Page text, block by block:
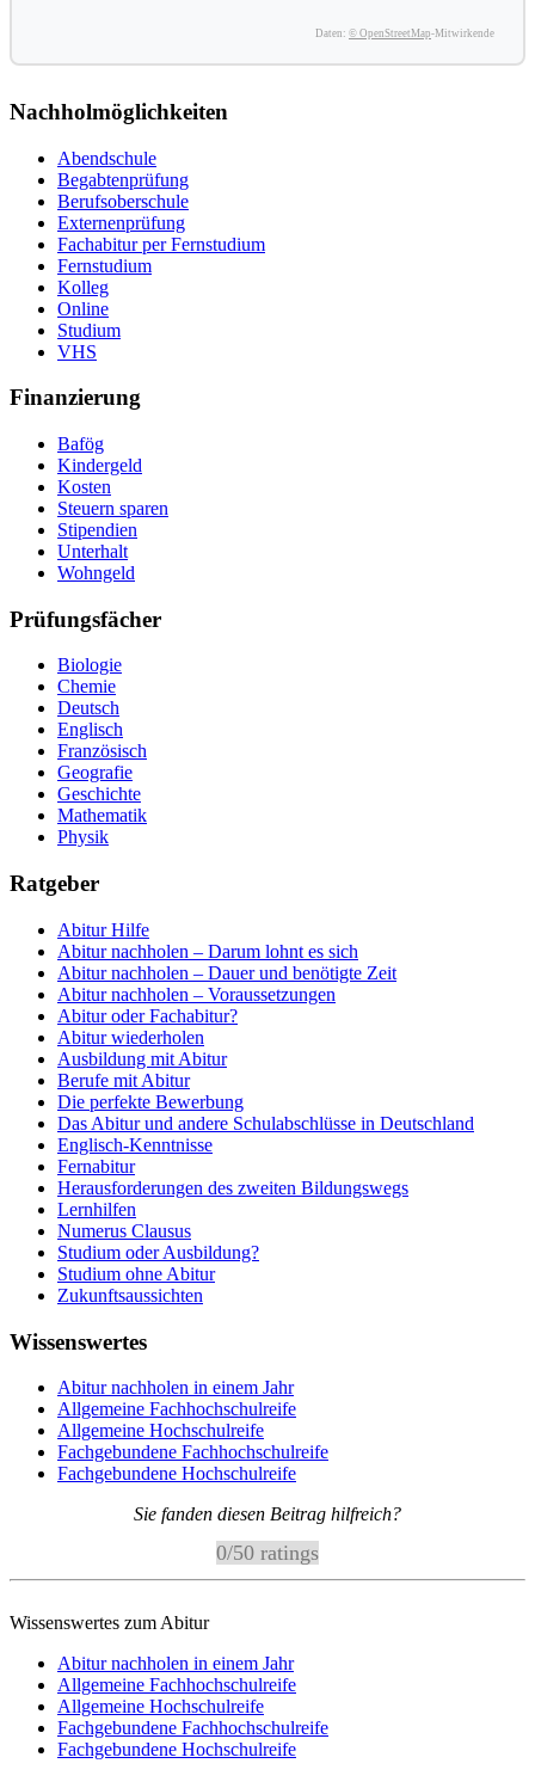
Daten: © OpenStreetMap-Mitwirkende
Nachholmöglichkeiten
Abendschule
Begabtenprüfung
Berufsoberschule
Externenprüfung
Fachabitur per Fernstudium
Fernstudium
Kolleg
Online
Studium
VHS
Finanzierung
Bafög
Kindergeld
Kosten
Steuern sparen
Stipendien
Unterhalt
Wohngeld
Prüfungsfächer
Biologie
Chemie
Deutsch
Englisch
Französisch
Geografie
Geschichte
Mathematik
Physik
Ratgeber
Abitur Hilfe
Abitur nachholen – Darum lohnt es sich
Abitur nachholen – Dauer und benötigte Zeit
Abitur nachholen – Voraussetzungen
Abitur oder Fachabitur?
Abitur wiederholen
Ausbildung mit Abitur
Berufe mit Abitur
Die perfekte Bewerbung
Das Abitur und andere Schulabschlüsse in Deutschland
Englisch-Kenntnisse
Fernabitur
Herausforderungen des zweiten Bildungswegs
Lernhilfen
Numerus Clausus
Studium oder Ausbildung?
Studium ohne Abitur
Zukunftsaussichten
Wissenswertes
Abitur nachholen in einem Jahr
Allgemeine Fachhochschulreife
Allgemeine Hochschulreife
Fachgebundene Fachhochschulreife
Fachgebundene Hochschulreife
Sie fanden diesen Beitrag hilfreich?
0/50 ratings
Wissenswertes zum Abitur
Abitur nachholen in einem Jahr
Allgemeine Fachhochschulreife
Allgemeine Hochschulreife
Fachgebundene Fachhochschulreife
Fachgebundene Hochschulreife